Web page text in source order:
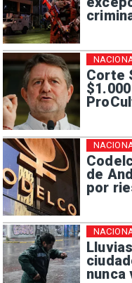
Corte
de
por
nunca